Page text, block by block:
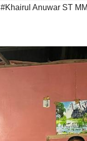
#Khairul Anuwar ST